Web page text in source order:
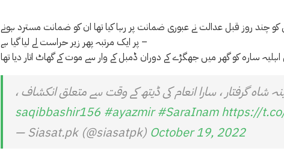
کو چند روز قبل عدالت نے عبوری ضمانت پر رہا کیا تھا ان کو ضمانت مسترد ہونے
پر ایک مرتبہ پھر زیر حراست لے لیا گیا ہے –
شاہ گرفتار ، سارا انعام کی ڈیتھ کے وقت سے متعلق انکشاف ،
#ayazmir #SaraInam https://
— Siasat.pk (@siasatpk) October 19, 2022